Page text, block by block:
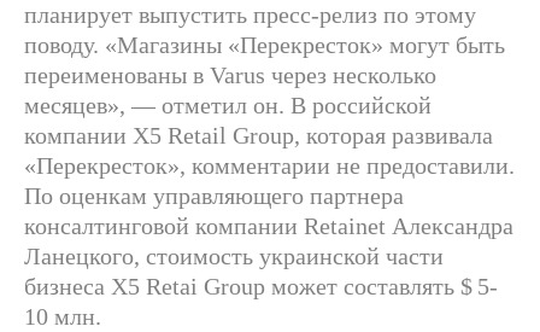
планирует выпустить пресс-релиз по этому
поводу. «Магазины «Перекресток» могут быть
переименованы в Varus через несколько
месяцев», — отметил он. В российской
компании X5 Retail Group, которая развивала
«Перекресток», комментарии не предоставили.
По оценкам управляющего партнера
консалтинговой компании Retainet Александра
Ланецкого, стоимость украинской части
бизнеса X5 Retai Group может составлять $ 5-
10 млн.